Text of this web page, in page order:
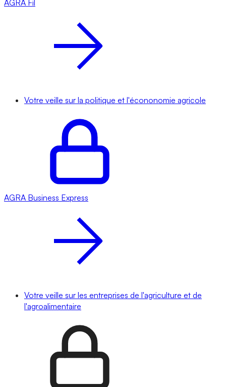
AGRA Fil
Votre veille sur la politique et l'écononomie agricole
AGRA Business Express
Votre veille sur les entreprises de l'agriculture et de
l'agroalimentaire